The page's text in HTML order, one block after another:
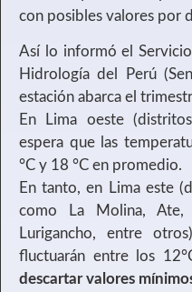
con posibles valores por
Así lo informó el
Hidrología del Perú
estación abarca el
En Lima oeste
espera que las
°C y 18 °C en promedio.
En tanto, en Lima este
como La Molina, Ate,
Lurigancho, entre
fluctuarán entre los
descartar valores